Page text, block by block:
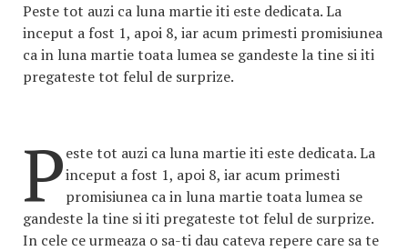
Peste tot auzi ca luna martie iti este dedicata. La
inceput a fost 1, apoi 8, iar acum primesti promisiunea
ca in luna martie toata lumea se gandeste la tine si iti
pregateste tot felul de surprize.
Peste tot auzi ca luna martie iti este dedicata. La
inceput a fost 1, apoi 8, iar acum primesti
promisiunea ca in luna martie toata lumea se
gandeste la tine si iti pregateste tot felul de surprize.
In cele ce urmeaza o sa-ti dau cateva repere care sa te